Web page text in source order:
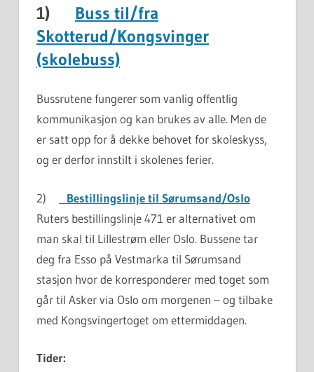
1) Buss til/fra
Skotterud/Kongsvinger
(skolebuss)
Bussrutene fungerer som vanlig offentlig
kommunikasjon og kan brukes av alle. Men de
er satt opp for å dekke behovet for skoleskyss,
og er derfor innstilt i skolenes ferier.
2)
Bestillingslinje til Sørumsand/Oslo
Ruters bestillingslinje 471 er alternativet om
man skal til Lillestrøm eller Oslo. Bussene tar
deg fra Esso på Vestmarka til Sørumsand
stasjon hvor de korresponderer med toget som
går til Asker via Oslo om morgenen – og tilbake
med Kongsvingertoget om ettermiddagen.
Tider: